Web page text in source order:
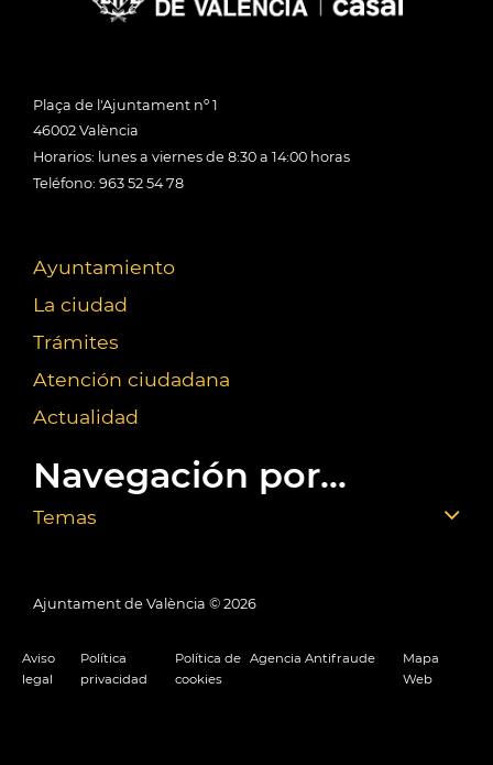
Plaça de l'Ajuntament nº 1
46002 València
Horarios: lunes a viernes de 8:30 a 14:00 horas
Teléfono: 963 52 54 78
Ayuntamiento
La ciudad
Trámites
Atención ciudadana
Actualidad
Navegación por...
Temas
Ajuntament de València © 2026
Aviso
legal
Política
privacidad
Política de
cookies
Agencia Antifraude
Mapa
Web